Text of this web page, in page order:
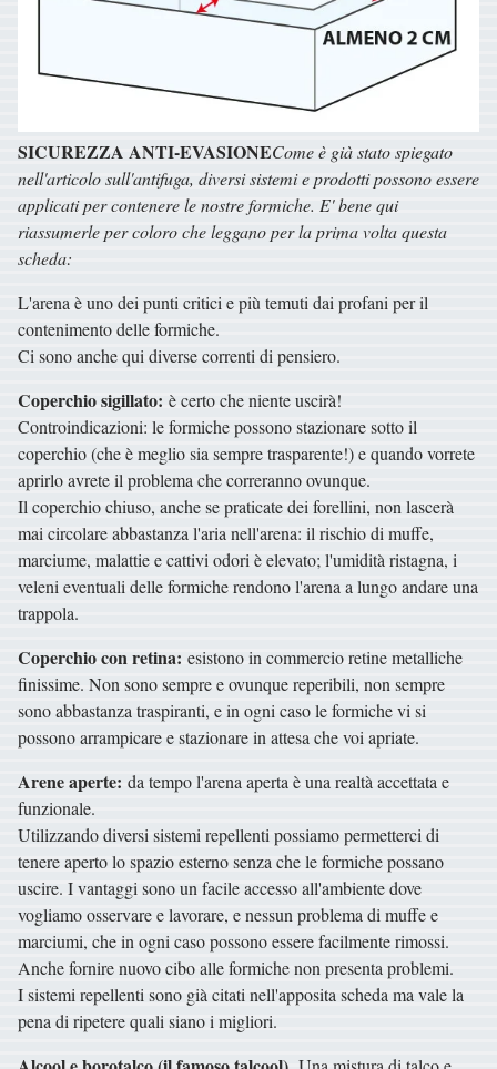
SICUREZZA ANTI-EVASIONECome è già stato spiegato
nell'articolo sull'antifuga, diversi sistemi e prodotti possono essere
applicati per contenere le nostre formiche. E' bene qui
riassumerle per coloro che leggano per la prima volta questa
scheda:
L'arena è uno dei punti critici e più temuti dai profani per il
contenimento delle formiche.
Ci sono anche qui diverse correnti di pensiero.
Coperchio sigillato: è certo che niente uscirà!
Controindicazioni: le formiche possono stazionare sotto il
coperchio (che è meglio sia sempre trasparente!) e quando vorrete
aprirlo avrete il problema che correranno ovunque.
Il coperchio chiuso, anche se praticate dei forellini, non lascerà
mai circolare abbastanza l'aria nell'arena: il rischio di muffe,
marciume, malattie e cattivi odori è elevato; l'umidità ristagna, i
veleni eventuali delle formiche rendono l'arena a lungo andare una
trappola.
Coperchio con retina: esistono in commercio retine metalliche
finissime. Non sono sempre e ovunque reperibili, non sempre
sono abbastanza traspiranti, e in ogni caso le formiche vi si
possono arrampicare e stazionare in attesa che voi apriate.
Arene aperte: da tempo l'arena aperta è una realtà accettata e
funzionale.
Utilizzando diversi sistemi repellenti possiamo permetterci di
tenere aperto lo spazio esterno senza che le formiche possano
uscire. I vantaggi sono un facile accesso all'ambiente dove
vogliamo osservare e lavorare, e nessun problema di muffe e
marciumi, che in ogni caso possono essere facilmente rimossi.
Anche fornire nuovo cibo alle formiche non presenta problemi.
I sistemi repellenti sono già citati nell'apposita scheda ma vale la
pena di ripetere quali siano i migliori.